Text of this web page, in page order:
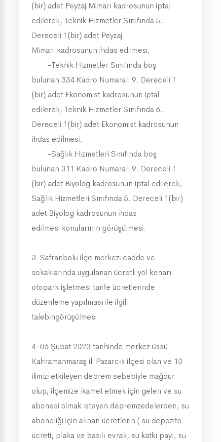
(bir) adet Peyzaj Mimarı kadrosunun iptal
edilerek, Teknik Hizmetler Sınıfında 5.
Dereceli 1(bir) adet Peyzaj
Mimarı kadrosunun ihdas edilmesi,
-Teknik Hizmetler Sınıfında boş
bulunan 334 Kadro Numaralı 9. Dereceli 1
(bir) adet Ekonomist kadrosunun iptal
edilerek, Teknik Hizmetler Sınıfında 6.
Dereceli 1(bir) adet Ekonomist kadrosunun
ihdas edilmesi,
-Sağlık Hizmetleri Sınıfında boş
bulunan 311 Kadro Numaralı 9. Dereceli 1
(bir) adet Biyolog kadrosunun iptal edilerek,
Sağlık Hizmetleri Sınıfında 5. Dereceli 1(bir)
adet Biyolog kadrosunun ihdas
edilmesi konularının görüşülmesi.
3-Safranbolu ilçe merkezi cadde ve
sokaklarında uygulanan ücretli yol kenarı
otopark işletmesi tarife ücretlerinde
düzenleme yapılması ile ilgili
talebingörüşülmesi.
4-06 Şubat 2023 tarihinde merkez üssü
Kahramanmaraş ili Pazarcık ilçesi olan ve 10
ilimizi etkileyen deprem sebebiyle mağdur
olup, ilçemize ikamet etmek için gelen ve su
abonesi olmak isteyen depremzedelerden, su
aboneliği için alınan ücretlerin ( su depozito
ücreti, plaka ve basılı evrak, su katkı payı, su